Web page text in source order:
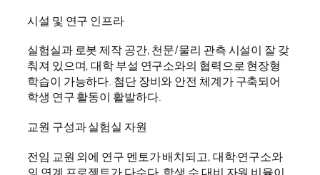
시설 및 연구 인프라
실험실과 로봇 제작 공간, 천문/물리 관측 시설이 잘 갖
춰져 있으며, 대학 부설 연구소와의 협력으로 현장형
학습이 가능하다. 첨단 장비와 안전 체계가 구축되어
학생 연구 활동이 활발하다.
교원 구성과 실험실 자원
전임 교원 외에 연구 멘토가 배치되고, 대학·연구소와
의 연계 프로젝트가 다수다. 학생 수 대비 자원 비율이